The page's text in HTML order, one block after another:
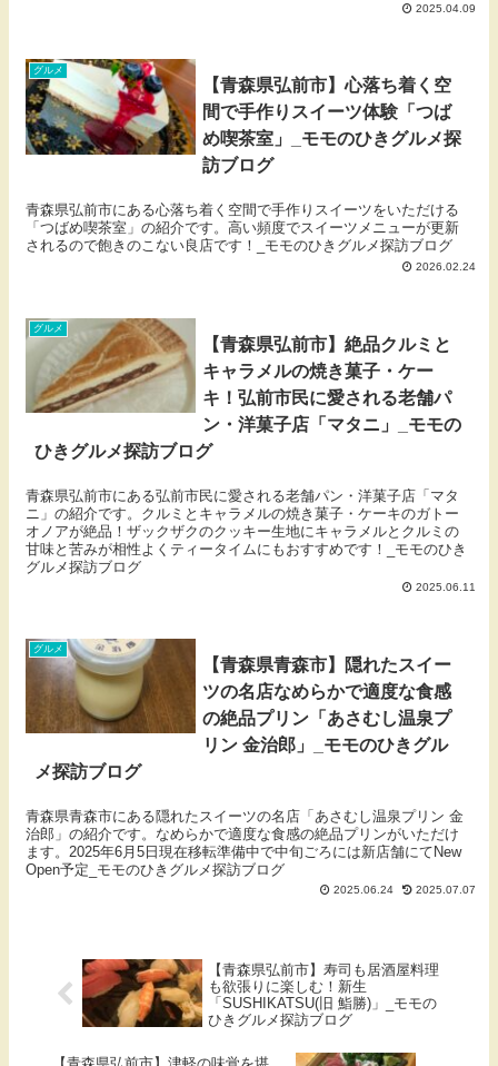
2025.04.09
グルメ
【青森県弘前市】心落ち着く空
間で手作りスイーツ体験「つば
め喫茶室」_モモのひきグルメ探
訪ブログ
青森県弘前市にある心落ち着く空間で手作りスイーツをいただける
「つばめ喫茶室」の紹介です。高い頻度でスイーツメニューが更新
されるので飽きのこない良店です！_モモのひきグルメ探訪ブログ
2026.02.24
グルメ
【青森県弘前市】絶品クルミと
キャラメルの焼き菓子・ケー
キ！弘前市民に愛される老舗パ
ン・洋菓子店「マタニ」_モモの
ひきグルメ探訪ブログ
青森県弘前市にある弘前市民に愛される老舗パン・洋菓子店「マタ
ニ」の紹介です。クルミとキャラメルの焼き菓子・ケーキのガトー
オノアが絶品！ザックザクのクッキー生地にキャラメルとクルミの
甘味と苦みが相性よくティータイムにもおすすめです！_モモのひき
グルメ探訪ブログ
2025.06.11
グルメ
【青森県青森市】隠れたスイー
ツの名店なめらかで適度な食感
の絶品プリン「あさむし温泉プ
リン 金治郎」_モモのひきグル
メ探訪ブログ
青森県青森市にある隠れたスイーツの名店「あさむし温泉プリン 金
治郎」の紹介です。なめらかで適度な食感の絶品プリンがいただけ
ます。2025年6月5日現在移転準備中で中旬ごろには新店舗にてNew
Open予定_モモのひきグルメ探訪ブログ
2025.06.24 2025.07.07
【青森県弘前市】寿司も居酒屋料理
も欲張りに楽しむ！新生
「SUSHIKATSU(旧 鮨勝)」_モモの
ひきグルメ探訪ブログ